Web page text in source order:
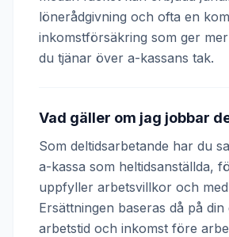
lönerådgivning och ofta en
inkomstförsäkring som ger
du tjänar över a-kassans tak.
Vad gäller om jag jobbar
Som deltidsarbetande har du
a-kassa som heltidsanställda,
uppfyller arbetsvillkor och
Ersättningen baseras då på din
arbetstid och inkomst före